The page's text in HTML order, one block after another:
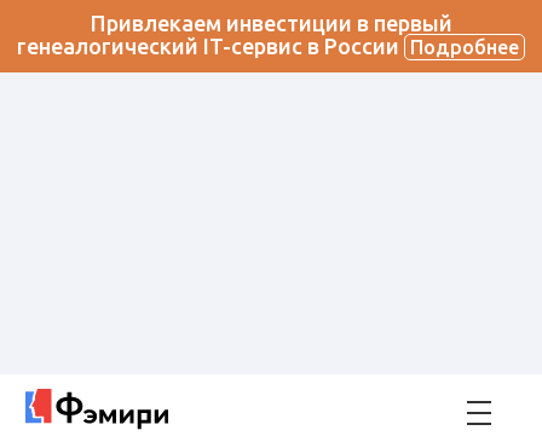
Привлекаем инвестиции в первый
генеалогический IT-сервис в России
Подробнее